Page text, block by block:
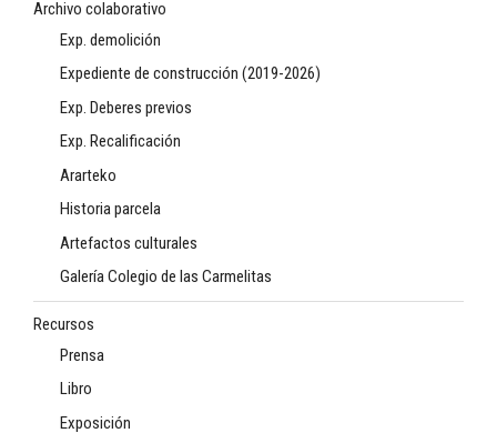
Archivo colaborativo
Exp. demolición
Expediente de construcción (2019-2026)
Exp. Deberes previos
Exp. Recalificación
Ararteko
Historia parcela
Artefactos culturales
Galería Colegio de las Carmelitas
Recursos
Prensa
Libro
Exposición